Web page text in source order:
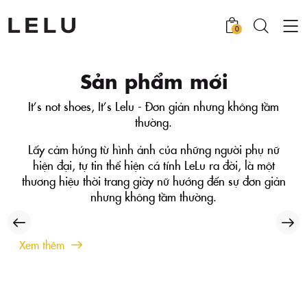
0
Sản phẩm mới
It’s not shoes, It’s Lelu - Đơn giản nhưng không tầm
thường.
Lấy cảm hứng từ hình ảnh của những người phụ nữ
hiện đại, tự tin thể hiện cá tính LeLu ra đời, là một
thương hiệu thời trang giày nữ hướng đến sự đơn giản
nhưng không tầm thường.
Xem thêm